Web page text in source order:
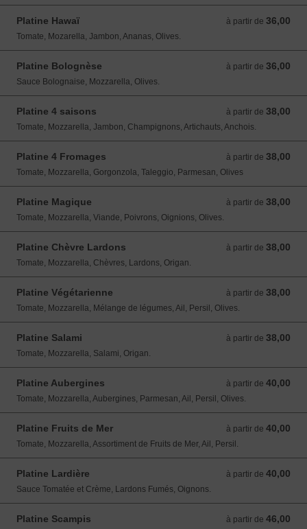
Platine Hawaï à partir de 36,00
à partir de 36,00 EUR
Tomate, Mozarella, Jambon, Ananas, Olives.
Platine Bolognèse à partir de 36,00
à partir de 36,00 EUR
Sauce Bolognaise, Mozzarella, Olives.
Platine 4 saisons à partir de 38,00
à partir de 38,00 EUR
Tomate, Mozzarella, Jambon, Champignons, Artichauts, Anchois.
Platine 4 Fromages à partir de 38,00
à partir de 38,00 EUR
Tomate, Mozzarella, Gorgonzola, Taleggio, Parmesan, Olives
Platine Magique à partir de 38,00
à partir de 38,00 EUR
Tomate, Mozzarella, Viande, Poivrons, Oignions, Olives.
Platine Chèvre Lardons à partir de 38,00
à partir de 38,00 EUR
Tomate, Mozzarella, Chèvres, Lardons, Origan.
Platine Végétarienne à partir de 38,00
à partir de 38,00 EUR
Tomate, Mozzarella, Mélange de légumes, Ail, Persil, Olives.
Platine Salami à partir de 38,00
à partir de 38,00 EUR
Tomate, Mozzarella, Salami, Origan.
Platine Aubergines à partir de 40,00
à partir de 40,00 EUR
Tomate, Mozzarella, Aubergines, Parmesan, Ail, Persil, Olives.
Platine Fruits de Mer à partir de 40,00
à partir de 40,00 EUR
Tomate, Mozzarella, Assortiment de Fruits de Mer, Ail, Persil.
Platine Lardière à partir de 40,00
à partir de 40,00 EUR
Sauce Tomatée et Crème, Lardons Fumés, Oignons.
Platine Scampis à partir de 46,00
à partir de 46,00 EUR